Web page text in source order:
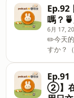
（eki）
やき（
（ka）
｜刨冰
（
リーム
味 🐟（
（
https://
▼ 趁這
https://x.gd/
日文》
:
Ep.92
嗎？
6月 17,
✏️今天
すか？
嗎？🍵
（
（
Ep.91
②】在